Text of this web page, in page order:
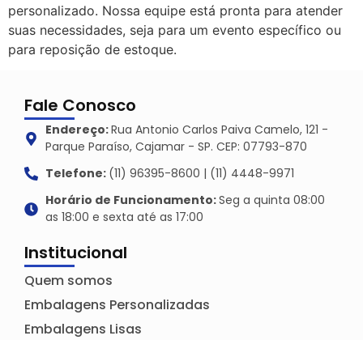
personalizado. Nossa equipe está pronta para atender
suas necessidades, seja para um evento específico ou
para reposição de estoque.
Fale Conosco
Endereço:Rua Antonio Carlos Paiva Camelo, 121 -
Parque Paraíso, Cajamar - SP. CEP: 07793-870
Telefone: (11) 96395-8600 | (11) 4448-9971
Horário de Funcionamento:Seg a quinta 08:00
as 18:00 e sexta até as 17:00
Institucional
Quem somos
Embalagens Personalizadas
Embalagens Lisas